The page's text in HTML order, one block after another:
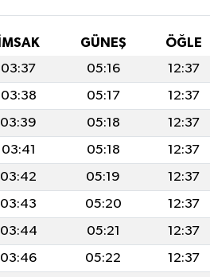
İMSAK GÜNEŞ ÖĞLE
03:37 05:16 12:37
03:38 05:17 12:37
03:39 05:18 12:37
03:41 05:18 12:37
03:42 05:19 12:37
03:43 05:20 12:37
03:44 05:21 12:37
03:46 05:22 12:37